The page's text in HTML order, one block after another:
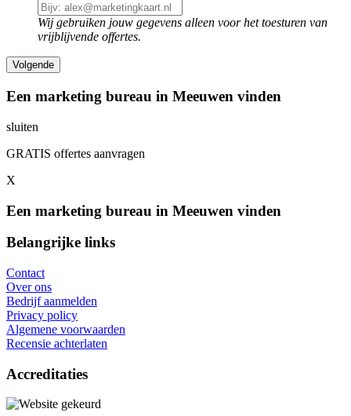
Wij gebruiken jouw gegevens alleen voor het toesturen van
vrijblijvende offertes.
Een marketing bureau in Meeuwen vinden
sluiten
GRATIS offertes aanvragen
X
Een marketing bureau in Meeuwen vinden
Belangrijke links
Contact
Over ons
Bedrijf aanmelden
Privacy policy
Algemene voorwaarden
Recensie achterlaten
Accreditaties